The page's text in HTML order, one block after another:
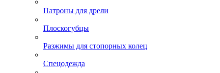
Патроны для дрели
Плоскогубцы
Разжимы для стопорных колец
Спецодежда